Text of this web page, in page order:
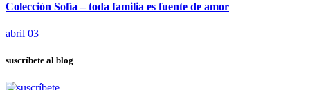
Colección Sofía – toda familia es fuente de amor
abril 03
suscríbete al blog